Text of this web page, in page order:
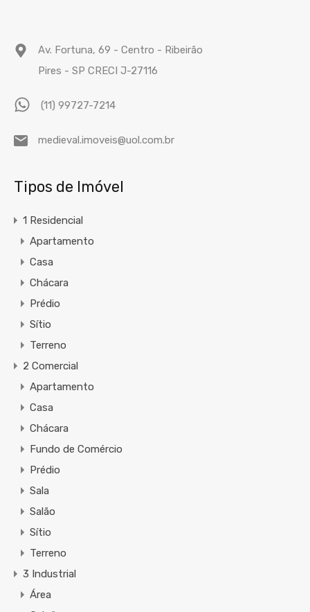
Av. Fortuna, 69 - Centro - Ribeirão
Pires - SP CRECI J-27116
(11) 99727-7214
medieval.imoveis@uol.com.br
Tipos de Imóvel
1 Residencial
Apartamento
Casa
Chácara
Prédio
Sítio
Terreno
2 Comercial
Apartamento
Casa
Chácara
Fundo de Comércio
Prédio
Sala
Salão
Sítio
Terreno
3 Industrial
Área